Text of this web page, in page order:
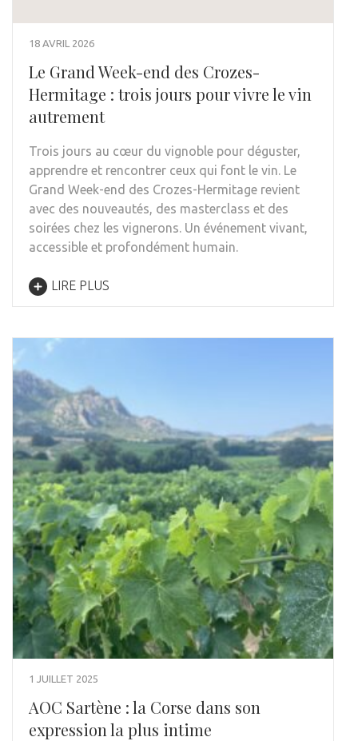
18 AVRIL 2026
Le Grand Week-end des Crozes-
Hermitage : trois jours pour vivre le vin
autrement
Trois jours au cœur du vignoble pour déguster,
apprendre et rencontrer ceux qui font le vin. Le
Grand Week-end des Crozes-Hermitage revient
avec des nouveautés, des masterclass et des
soirées chez les vignerons. Un événement vivant,
accessible et profondément humain.
LIRE PLUS
1 JUILLET 2025
AOC Sartène : la Corse dans son
expression la plus intime